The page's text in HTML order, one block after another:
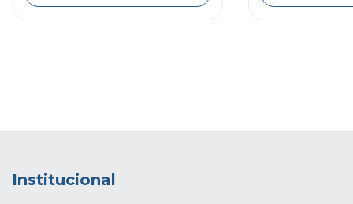
Institucional